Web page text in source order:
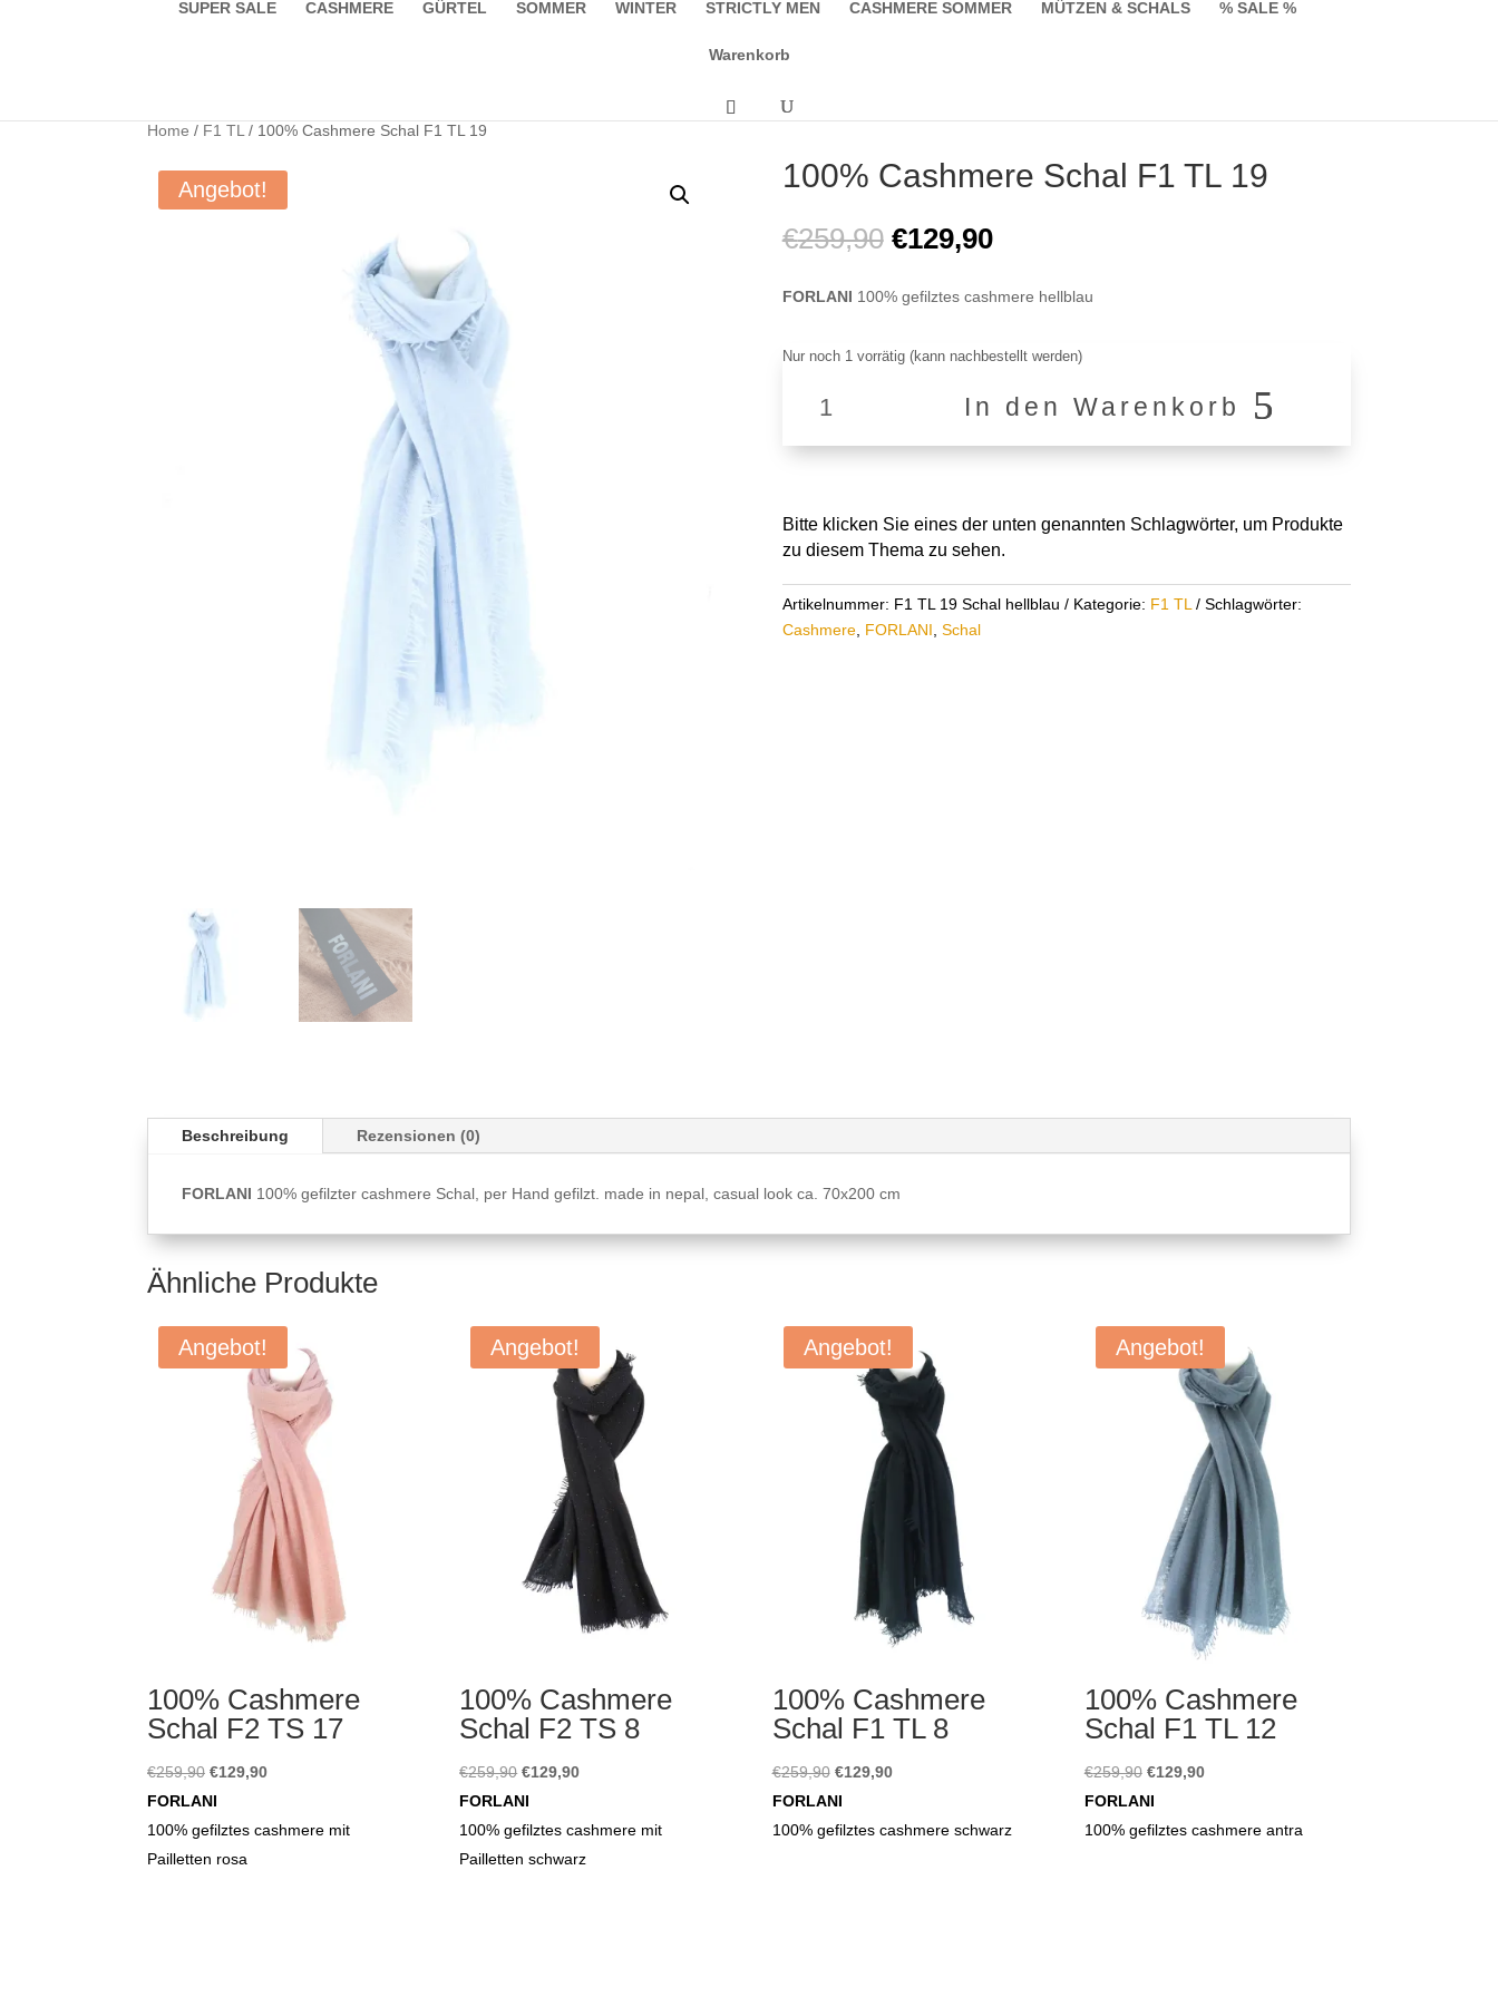
SUPER SALE CASHMERE GÜRTEL SOMMER WINTER STRICTLY MEN CASHMERE SOMMER MÜTZEN & SCHALS % SALE %
Warenkorb
Home / F1 TL / 100% Cashmere Schal F1 TL 19
Angebot! 100% Cashmere Schal F1 TL 19
€259,90 Ursprünglicher
war:
€259,90
€129,90Aktueller
ist:
FORLANI 100% gefilztes cashmere hellblau
Nur noch 1 vorrätig (kann nachbestellt werden)
Cashmere
Menge
In den Warenkorb
Bitte klicken Sie eines der unten genannten Schlagwörter, um Produkte
zu diesem Thema zu sehen.
Artikelnummer: F1 TL 19 Schal hellblau Kategorie: F1 TL
Schlagwörter:
Cashmere, FORLANI Schal
Beschreibung Rezensionen (0)
FORLANI 100% gefilzter cashmere Schal, per Hand gefilzt. made in nepal, casual look ca. 70x200 cm
Ähnliche Produkte
Angebot!
100% Cashmere
Schal F2 TS 17
€259,90 Ursprünglicher
Preis
war:
€259,90
€129,90Aktueller
ist:
FORLANI
100% gefilztes cashmere mit
Pailletten rosa
Angebot!
100% Cashmere
Schal F2 TS 8
€259,90 Ursprünglicher
Preis
war:
€259,90
€129,90Aktueller
ist:
€129,90.
FORLANI
100% gefilztes cashmere mit
Pailletten schwarz
Angebot!
100% Cashmere
Schal F1 TL 8
€259,90 Ursprünglicher
Preis
war:
€129,90Aktueller
ist:
FORLANI
100% gefilztes cashmere schwarz
Angebot!
100% Cashmere
Schal F1 TL 12
€259,90 Ursprünglicher
Preis
war:
€129,90Aktueller
ist:
FORLANI
100% gefilztes cashmere antra